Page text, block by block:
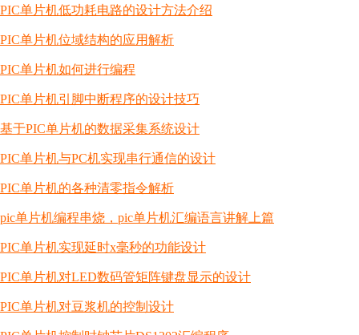
PIC单片机低功耗电路的设计方法介绍
PIC单片机位域结构的应用解析
PIC单片机如何进行编程
PIC单片机引脚中断程序的设计技巧
基于PIC单片机的数据采集系统设计
PIC单片机与PC机实现串行通信的设计
PIC单片机的各种清零指令解析
pic单片机编程串烧，pic单片机汇编语言讲解上篇
PIC单片机实现延时x毫秒的功能设计
PIC单片机对LED数码管矩阵键盘显示的设计
PIC单片机对豆浆机的控制设计